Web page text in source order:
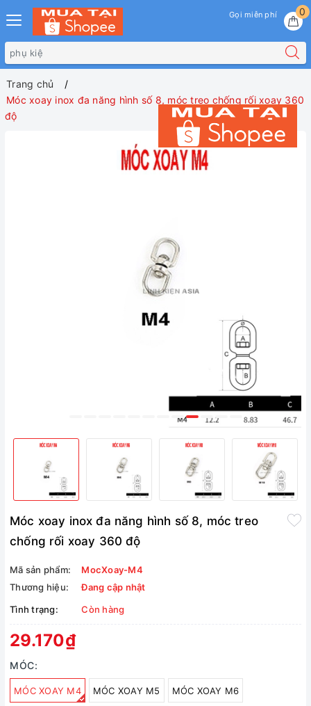
0
Gọi miễn phí
Trang chủ
Móc xoay inox đa năng hình số 8, móc treo chống rối xoay 360
độ
Móc xoay inox đa năng hình số 8, móc treo
chống rối xoay 360 độ
Mã sản phẩm:
MocXoay-M4
Thương hiệu:
Đang cập nhật
Tình trạng:
Còn hàng
29.170₫
MÓC:
MÓC XOAY M4 MÓC XOAY M5 MÓC XOAY M6